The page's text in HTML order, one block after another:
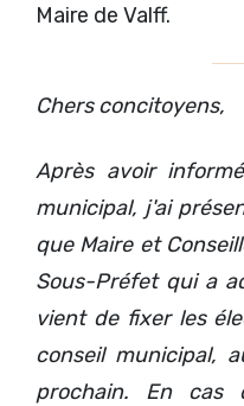
Maire de Valff.
Chers concitoyens,
Après avoir
municipal, j'ai
que Maire et
Sous-Préfet qui a
vient de fixer les
conseil municipal,
prochain. En cas